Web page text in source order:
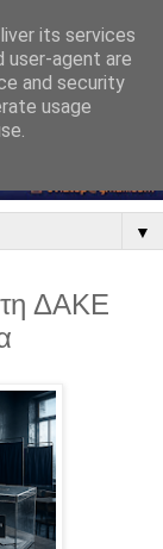
▼
ΔΑΚΕ
its services
user-agent are
and security
usage